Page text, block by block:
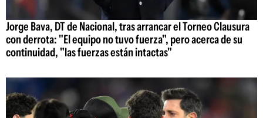
Jorge Bava, DT de Nacional, tras arrancar el Torneo Clausura
con derrota: "El equipo no tuvo fuerza", pero acerca de su
continuidad, "las fuerzas están intactas"